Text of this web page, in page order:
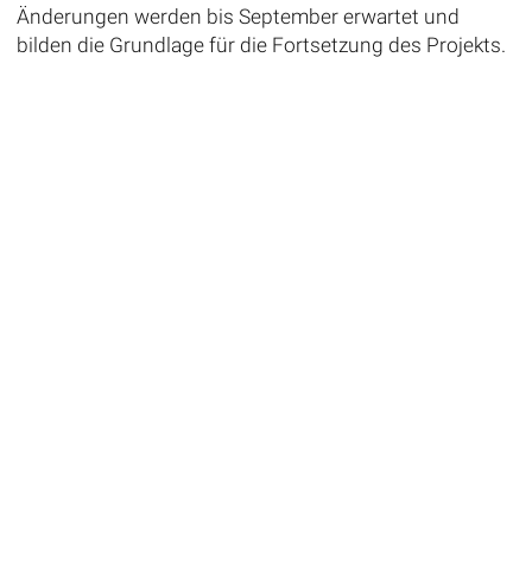
Änderungen werden bis September erwartet und
bilden die Grundlage für die Fortsetzung des Projekts.